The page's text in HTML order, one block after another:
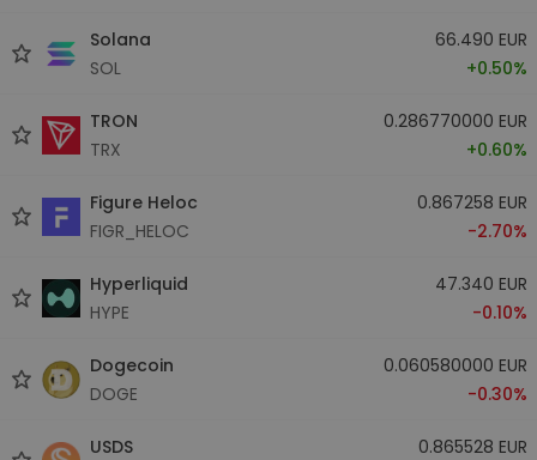
Solana
SOL
66.490 EUR
+0.50%
TRON
TRX
0.286770000 EUR
+0.60%
Figure Heloc
FIGR_HELOC
0.867258 EUR
-2.70%
Hyperliquid
HYPE
47.340 EUR
-0.10%
Dogecoin
DOGE
0.060580000 EUR
-0.30%
USDS
0.865528 EUR